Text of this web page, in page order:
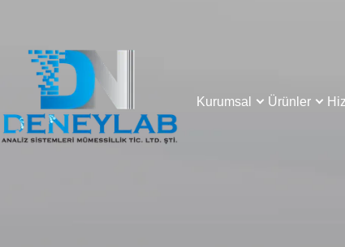
Kurumsal Ürünler